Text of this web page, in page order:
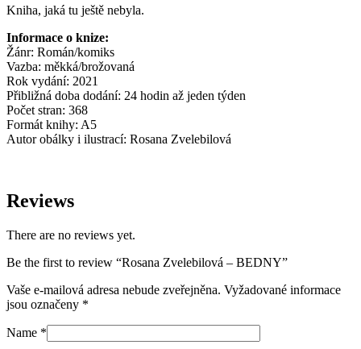
Kniha, jaká tu ještě nebyla.
Informace o knize:
Žánr: Román/komiks
Vazba: měkká/brožovaná
Rok vydání: 2021
Přibližná doba dodání: 24 hodin až jeden týden
Počet stran: 368
Formát knihy: A5
Autor obálky i ilustrací: Rosana Zvelebilová
Reviews
There are no reviews yet.
Be the first to review “Rosana Zvelebilová – BEDNY”
Vaše e-mailová adresa nebude zveřejněna. Vyžadované informace
jsou označeny *
Name *